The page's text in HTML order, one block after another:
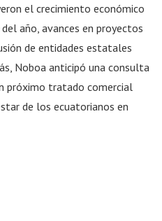
el crecimiento económico
año, avances en proyectos
de entidades estatales
Noboa anticipó una consulta
próximo tratado comercial
de los ecuatorianos en